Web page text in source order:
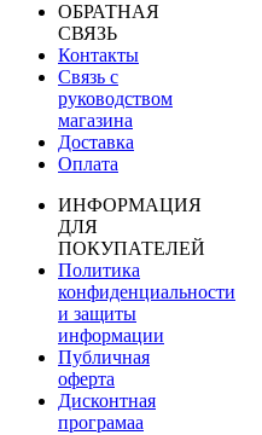
ОБРАТНАЯ
СВЯЗЬ
Контакты
Связь с
руководством
магазина
Доставка
Оплата
ИНФОРМАЦИЯ
ДЛЯ
ПОКУПАТЕЛЕЙ
Политика
конфиденциальности
и защиты
информации
Публичная
оферта
Дисконтная
програмаа